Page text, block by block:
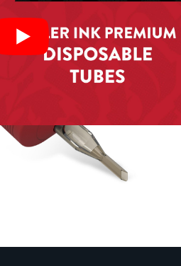
Ink Premium-
- Diamant